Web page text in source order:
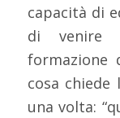
capacità di
di venire
formazione
cosa
una volta: